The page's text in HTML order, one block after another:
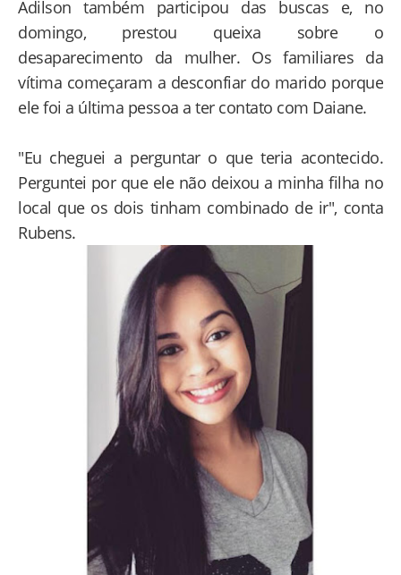
Adilson também participou das buscas e, no
domingo, prestou queixa sobre o
desaparecimento da mulher. Os familiares da
vítima começaram a desconfiar do marido porque
ele foi a última pessoa a ter contato com Daiane.
"Eu cheguei a perguntar o que teria acontecido.
Perguntei por que ele não deixou a minha filha no
local que os dois tinham combinado de ir", conta
Rubens.